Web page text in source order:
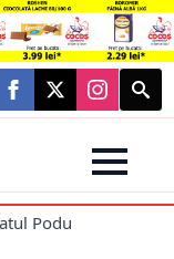
Search
for:
Podu